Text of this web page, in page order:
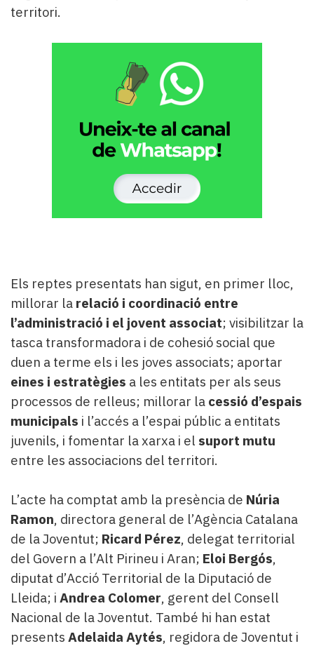
territori.
Els reptes presentats han sigut, en primer lloc,
millorar la relació i coordinació entre
l’administració i el jovent associat; visibilitzar la
tasca transformadora i de cohesió social que
duen a terme els i les joves associats; aportar
eines i estratègies a les entitats per als seus
processos de relleus; millorar la cessió d’espais
municipals i l’accés a l’espai públic a entitats
juvenils, i fomentar la xarxa i el suport mutu
entre les associacions del territori.
L’acte ha comptat amb la presència de Núria
Ramon, directora general de l’Agència Catalana
de la Joventut; Ricard Pérez, delegat territorial
del Govern a l’Alt Pirineu i Aran; Eloi Bergós,
diputat d’Acció Territorial de la Diputació de
Lleida; i Andrea Colomer, gerent del Consell
Nacional de la Joventut. També hi han estat
presents Adelaida Aytés, regidora de Joventut i